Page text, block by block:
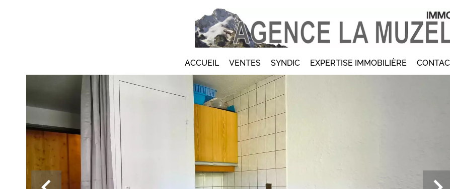
ACCUEIL VENTES SYNDIC EXPERTISE IMMOBILIÈRE